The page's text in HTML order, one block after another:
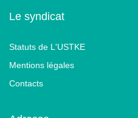
Le syndicat
Statuts de L'USTKE
Mentions légales
Contacts